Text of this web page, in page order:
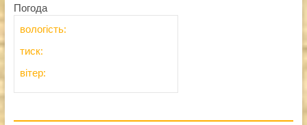
Погода
вологість:
тиск:
вітер: